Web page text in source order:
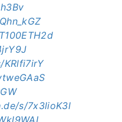
s/7x3lioK3l